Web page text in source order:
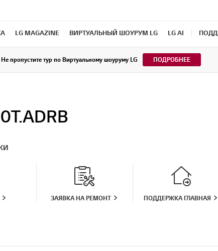
LG MAGAZINE ВИРТУАЛЬНЫЙ ШОУРУМ LG LG AI
Не пропустите тур по Виртуальному шоуруму LG ПОДРОБНЕЕ
ЗАЯВКА НА РЕМОНТ ПОДДЕРЖКА ГЛАВНАЯ